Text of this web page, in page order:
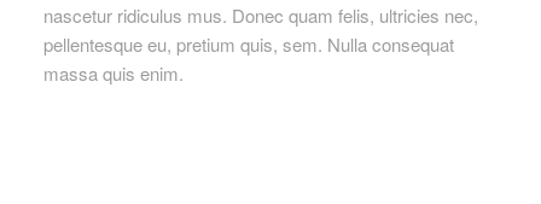
nascetur ridiculus mus. Donec quam felis, ultricies nec,
pellentesque eu, pretium quis, sem. Nulla consequat
massa quis enim.